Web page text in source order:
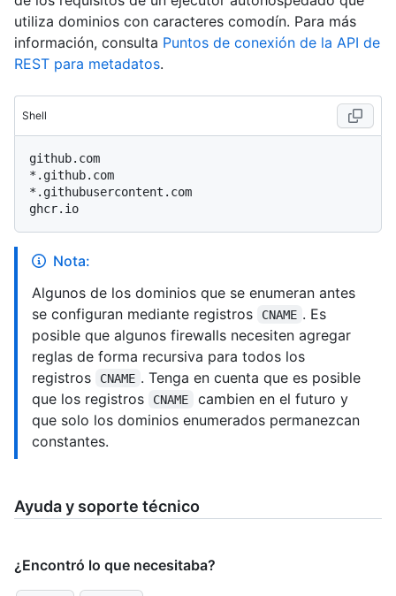
utiliza dominios con caracteres comodín. Para más
información, consulta Puntos de conexión de la API de
REST para metadatos.
Shell
github.com
*.github.com
*.githubusercontent.com
Nota:
Algunos de los dominios que se enumeran antes
se configuran mediante registros
CNAME . Es
posible que algunos firewalls necesiten agregar
reglas de forma recursiva para todos los
registros
CNAME . Tenga en cuenta que es posible
que los registros
CNAME
cambien en el futuro y
que solo los dominios enumerados permanezcan
constantes.
Ayuda y soporte técnico
¿Encontró lo que necesitaba?